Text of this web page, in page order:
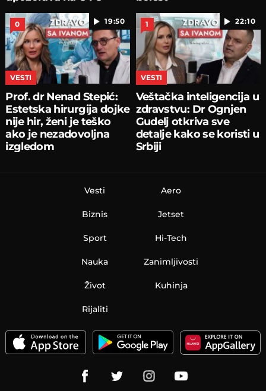
19:50
0
VESTI
Prof. dr Nenad Stepić:
Estetska hirurgija dojke
nije hir, ženi je teško
ako je nezadovoljna
izgledom
22:10
1
VESTI
Veštačka inteligencija u
zdravstvu: Dr Ognjen
Gudelj otkriva sve
detalje kako se koristi u
Srbiji
Vesti
Biznis
Sport
Nauka
Aero
Jetset
Hi-Tech
Zanimljivosti
Život Kuhinja
Rijaliti